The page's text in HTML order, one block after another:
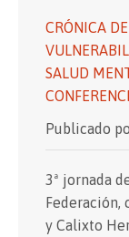
CRÓNICA
SALUD
Publicado
3ª jornada
Federación,
y Calixto